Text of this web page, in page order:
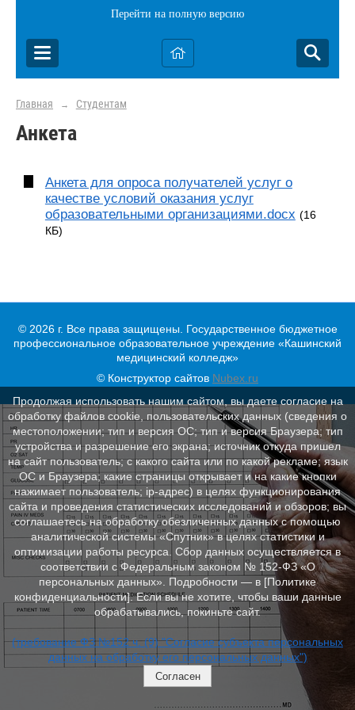
Перейти на полную версию
Главная → Студентам
Анкета
Анкета для опроса получателей услуг о
качестве условий оказания услуг
образовательными организациями.docx (16
КБ)
© 2026 г. Все права защищены. Государственное бюджетное
профессиональное образовательное учреждение «Кашинский
медицинский колледж»
© Конструктор сайтов Nubex.ru
Продолжая использовать нашим сайтом, вы даете согласие на
обработку файлов cookie, пользовательских данных (сведения о
местоположении; тип и версия ОС; тип и версия Браузера; тип
устройства и разрешение его экрана; источник откуда пришел
на сайт пользователь; с какого сайта или по какой рекламе; язык
ОС и Браузера; какие страницы открывает и на какие кнопки
нажимает пользователь; ip-адрес) в целях функционирования
сайта и проведения статистических исследований и обзоров; вы
соглашаетесь на обработку обезличенных данных с помощью
аналитической системы «Спутник» в целях статистики и
оптимизации работы ресурса. Сбор данных осуществляется в
соответствии с Федеральным законом № 152‑ФЗ «О
персональных данных». Подробности — в [Политике
конфиденциальности]. Если вы не хотите, чтобы ваши данные
обрабатывались, покиньте сайт.
(требование ФЗ №152 ч. (9) "Согласие субъекта персональных
данных на обработку его персональных данных")
Согласен